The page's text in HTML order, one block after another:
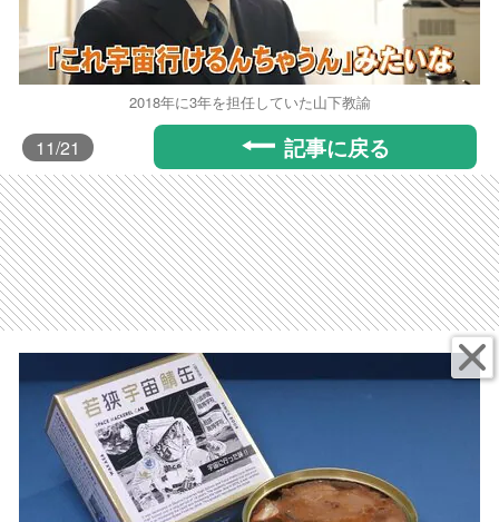
2018年に3年を担任していた山下教諭
11/21 記事に戻る